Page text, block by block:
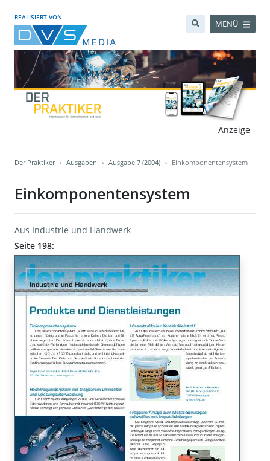
REALISIERT VON
MENÜ
- Anzeige -
Der Praktiker Ausgaben Ausgabe 7 (2004) Einkomponentensystem
Einkomponentensystem
Aus Industrie und Handwerk
Seite 198: